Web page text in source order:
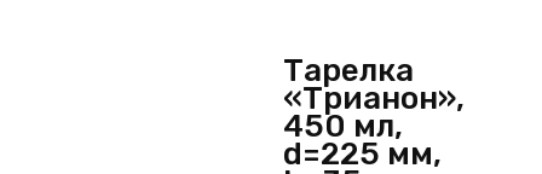
Тарелка
«Трианон»,
450 мл,
d=225 мм,